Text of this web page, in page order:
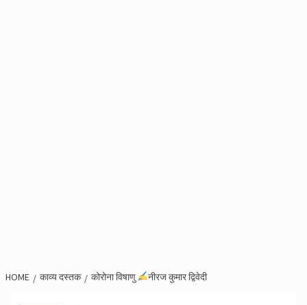
HOME काव्य दस्तक कोरोना विषाणु नीरज कुमार द्विवेदी